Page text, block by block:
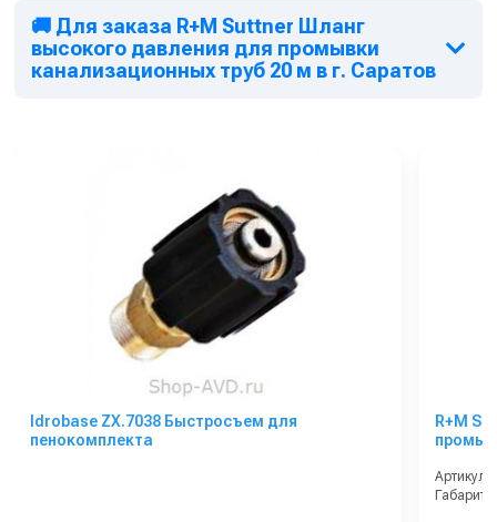
🚚 Для заказа R+M Suttner Шланг
высокого давления для промывки
канализационных труб 20 м в г. Саратов
Idrobase ZX.7038 Быстросъем для
пенокомплекта
R+M
Артикул: